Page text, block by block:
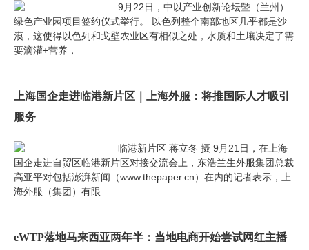
9月22日，中以产业创新论坛暨（兰州）
绿色产业园项目签约仪式举行。 以色列整个南部地区几乎都是沙
漠，这使得以色列和戈壁农业区有相似之处，水质和土壤决定了需
要滴灌+营养，
上海国企走进临港新片区｜上海外服：将推国际人才吸引
服务
临港新片区 蒋立冬 摄 9月21日，在上海
国企走进自贸区临港新片区对接交流会上，东浩兰生外服集团总裁
高亚平对包括澎湃新闻（www.thepaper.cn）在内的记者表示，上
海外服（集团）有限
eWTP落地马来西亚两年半：当地电商开始尝试网红主播